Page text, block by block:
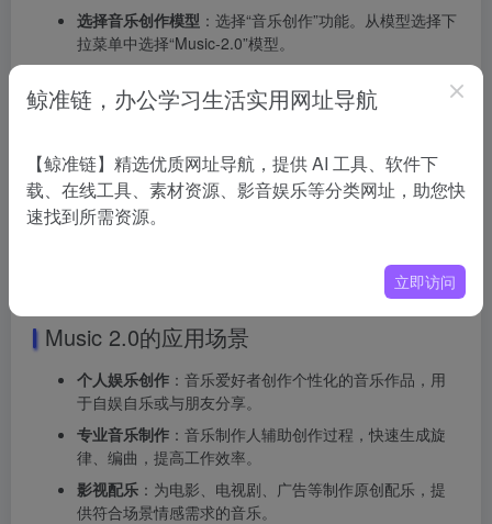
选择音乐创作模型 ：选择“音乐创作”功能。从模型选择下
拉菜单中选择“Music-2.0”模型。
名称、风格描述、情感基调或任何希望音乐表达的内
调整参数（如果需要）：根据需要调整其他参数，如歌
曲风格、场景等。
生成音乐：点击生成按钮，让系统根据输入创作音乐。
：对音乐作品满意，将其保存到账号中。
Music 2.0的应用场景
个人娱乐创作 ：音乐爱好者创作个性化的音乐作品，用
于自娱自乐或与朋友分享。
专业音乐制作 ：音乐制作人辅助创作过程，快速生成旋
律、编曲，提高工作效率。
影视配乐 ：为电影、电视剧、广告等制作原创配乐，提
供符合场景情感需求的音乐。
鲸准链，办公学习生活实用网址导航
【鲸准链】精选优质网址导航，提供 AI 工具、软件下
载、在线工具、素材资源、影音娱乐等分类网址，助您快
速找到所需资源。
立即访问